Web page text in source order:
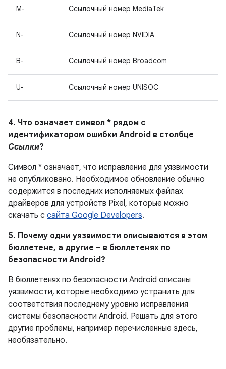
M- Ссылочный номер MediaTek
N- Ссылочный номер NVIDIA
B- Ссылочный номер Broadcom
U- Ссылочный номер UNISOC
4. Что означает символ * рядом с
идентификатором ошибки Android в столбце
Ссылки?
Символ * означает, что исправление для уязвимости
не опубликовано. Необходимое обновление обычно
содержится в последних исполняемых файлах
драйверов для устройств Pixel, которые можно
скачать с сайта Google Developers.
5. Почему одни уязвимости описываются в этом
бюллетене, а другие – в бюллетенях по
безопасности Android?
В бюллетенях по безопасности Android описаны
уязвимости, которые необходимо устранить для
соответствия последнему уровню исправления
системы безопасности Android. Решать для этого
другие проблемы, например перечисленные здесь,
необязательно.